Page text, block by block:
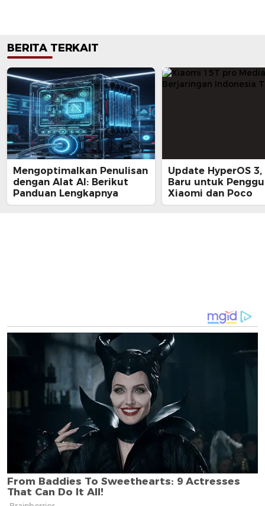
BERITA TERKAIT
Mengoptimalkan Penulisan
dengan Alat AI: Berikut
Panduan Lengkapnya
Update HyperOS
Baru untuk
Xiaomi dan Poco